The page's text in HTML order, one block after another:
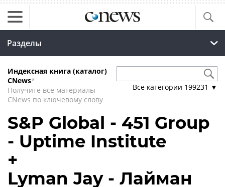
Разделы
Индексная книга (каталог)
CNews*
Получите все материалы
CNews по ключевому слову
Все категории 199231 ▼
S&P Global - 451 Group
- Uptime Institute
+
Lyman Jay - Лайман